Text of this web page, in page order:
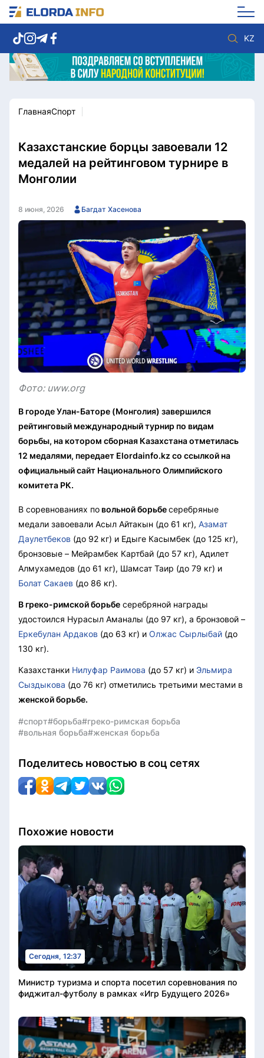
KZ
Новости столицы
Спорт
Культура
Мнение
Видео
Мир
Послание
ГлавнаяСпорт
Казахстанские борцы завоевали 12
медалей на рейтинговом турнире в
Монголии
8 июня, 2026 Багдат Хасенова
Фото: uww.org
В городе Улан-Баторе (Монголия) завершился
рейтинговый международный турнир по видам
борьбы, на котором сборная Казахстана отметилась
12 медалями, передает Elordainfo.kz со ссылкой на
официальный сайт Национального Олимпийского
комитета РК.
В соревнованиях по вольной борьбесеребряные
медали завоевали Асыл Айтакын (до 61 кг), Азамат
Даулетбеков (до 92 кг) и Едыге Касымбек (до 125 кг),
бронзовые – Мейрамбек Картбай (до 57 кг), Адилет
Алмухамедов (до 61 кг), Шамсат Таир (до 79 кг) и
Болат Сакаев (до 86 кг).
В греко-римской борьбе серебряной награды
удостоился Нурасыл Аманалы (до 97 кг), а бронзовой –
Еркебулан Ардаков (до 63 кг) и Олжас Сырлыбай (до
130 кг).
Казахстанки Нилуфар Раимова (до 57 кг) и Эльмира
Сыздыкова (до 76 кг) отметились третьими местами в
женской борьбе.
#спорт#борьба#греко-римская борьба
#вольная борьба#женская борьба
Поделитесь новостью в соц сетях
Похожие новости
Сегодня, 12:37
Министр туризма и спорта посетил соревнования по
фиджитал-футболу в рамках «Игр Будущего 2026»